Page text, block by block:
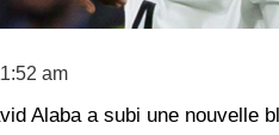
am
Alaba a subi une